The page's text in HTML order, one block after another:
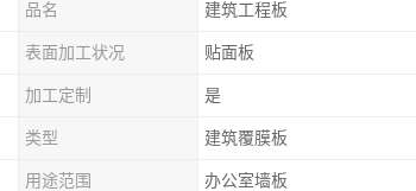
品名 建筑工程板
表面加工状况 贴面板
加工定制 是
类型 建筑覆膜板
用途范围 办公室墙板